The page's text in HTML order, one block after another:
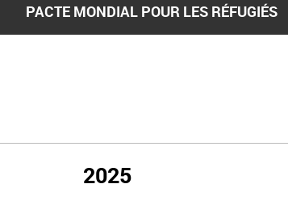
PACTE MONDIAL POUR LES RÉFUGIÉS
2025